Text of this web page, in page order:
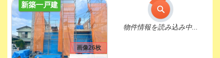
新築一戸建
画像26枚
物件情報を読み込み中...